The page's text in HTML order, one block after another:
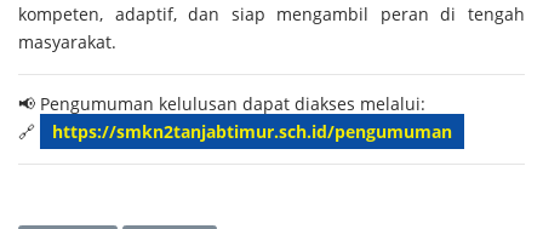
kompeten, adaptif, dan siap mengambil peran di tengah
masyarakat.
📢 Pengumuman kelulusan dapat diakses melalui:
🔗
https://smkn2tanjabtimur.sch.id/pengumuman